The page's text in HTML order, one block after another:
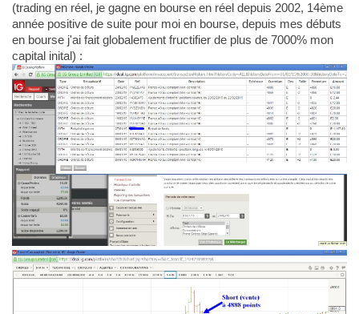
(trading en réel, je gagne en bourse en réel depuis 2002, 14ème
année positive de suite pour moi en bourse, depuis mes débuts
en bourse j'ai fait globalement fructifier de plus de 7000% mon
capital inital) :